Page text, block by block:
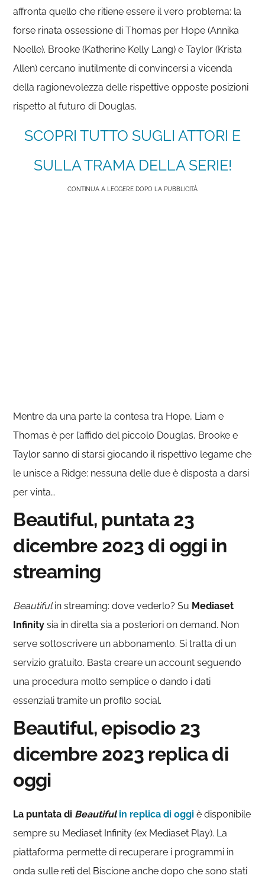
affronta quello che ritiene essere il vero problema: la
forse rinata ossessione di Thomas per Hope (Annika
Noelle). Brooke (Katherine Kelly Lang) e Taylor (Krista
Allen) cercano inutilmente di convincersi a vicenda
della ragionevolezza delle rispettive opposte posizioni
rispetto al futuro di Douglas.
SCOPRI TUTTO SUGLI ATTORI E
SULLA TRAMA DELLA SERIE!
CONTINUA A LEGGERE DOPO LA PUBBLICITÀ
Mentre da una parte la contesa tra Hope, Liam e
Thomas è per l’affido del piccolo Douglas, Brooke e
Taylor sanno di starsi giocando il rispettivo legame che
le unisce a Ridge: nessuna delle due è disposta a darsi
per vinta…
Beautiful, puntata 23
dicembre 2023 di oggi in
streaming
Beautifulin streaming: dove vederlo? Su Mediaset
Infinity sia in diretta sia a posteriori on demand. Non
serve sottoscrivere un abbonamento. Si tratta di un
servizio gratuito. Basta creare un account seguendo
una procedura molto semplice o dando i dati
essenziali tramite un profilo social.
Beautiful, episodio 23
dicembre 2023 replica di
oggi
La puntata di Beautiful in replica di oggi è disponibile
sempre su Mediaset Infinity (ex Mediaset Play). La
piattaforma permette di recuperare i programmi in
onda sulle reti del Biscione anche dopo che sono stati